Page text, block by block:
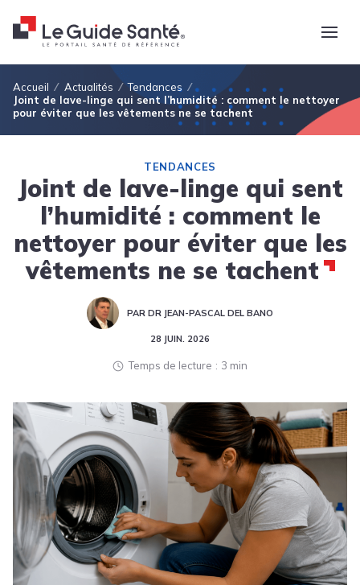
Fil d'Ariane
Accueil Actualités
Tendances
Joint de lave-linge qui sent l’humidité : comment le nettoyer
pour éviter que les vêtements ne se tachent
TENDANCES
Joint de lave-linge qui sent
l’humidité : comment le
nettoyer pour éviter que les
vêtements ne se tachent
PAR DR JEAN-PASCAL DEL BANO
28 JUIN. 2026
Temps de lecture 3 min